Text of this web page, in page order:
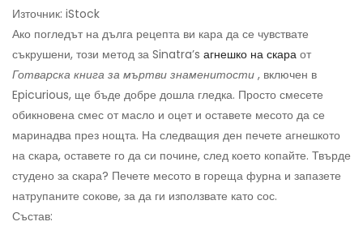
Източник: iStock
Ако погледът на дълга рецепта ви кара да се чувствате
съкрушени, този метод за Sinatra’s агнешко на скара от
Готварска книга за мъртви знаменитости , включен в
Epicurious, ще бъде добре дошла гледка. Просто смесете
обикновена смес от масло и оцет и оставете месото да се
маринадва през нощта. На следващия ден печете агнешкото
на скара, оставете го да си почине, след което копайте. Твърде
студено за скара? Печете месото в гореща фурна и запазете
натрупаните сокове, за да ги използвате като сос.
Състав: